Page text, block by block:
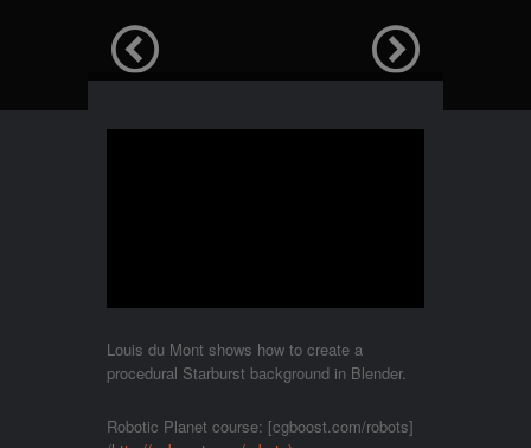
Louis du Mont shows how to create a
procedural Starburst background in Blender.
Robotic Planet course: [cgboost.com/robots]